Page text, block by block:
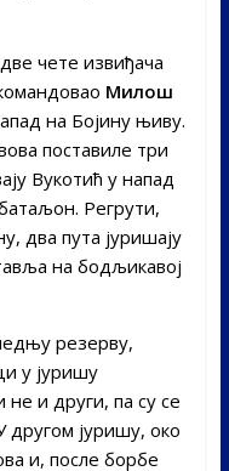
чете извиђача
Милош
на Бојину њиву.
поставиле три
Вукотић у напад
Регрути,
два пута јуришају
на бодљикавој
резерву,
у јуришу
не и други, па су се
другом јуришу, око
и, после борбе